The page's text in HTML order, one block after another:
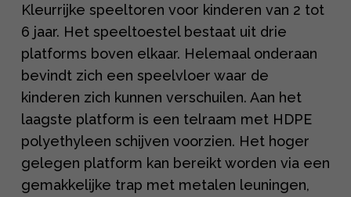
Kleurrijke speeltoren voor kinderen van 2 tot
6 jaar. Het speeltoestel bestaat uit drie
platforms boven elkaar. Helemaal onderaan
bevindt zich een speelvloer waar de
kinderen zich kunnen verschuilen. Aan het
laagste platform is een telraam met HDPE
polyethyleen schijven voorzien. Het hoger
gelegen platform kan bereikt worden via een
gemakkelijke trap met metalen leuningen,